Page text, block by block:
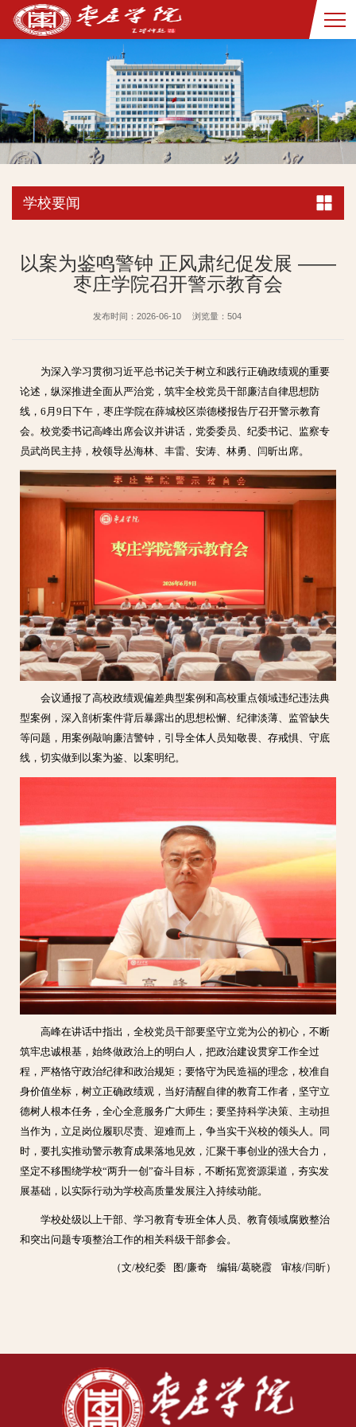
学校要闻
以案为鉴鸣警钟 正风肃纪促发展 ——
枣庄学院召开警示教育会
发布时间：2026-06-10 浏览量： 504
为深入学习贯彻习近平总书记关于树立和践行正确政绩观的重要
论述，纵深推进全面从严治党，筑牢全校党员干部廉洁自律思想防
线，6月9日下午，枣庄学院在薛城校区崇德楼报告厅召开警示教育
会。校党委书记高峰出席会议并讲话，党委委员、纪委书记、监察专
员武尚民主持，校领导丛海林、丰雷、安涛、林勇、闫昕出席。
会议通报了高校政绩观偏差典型案例和高校重点领域违纪违法典
型案例，深入剖析案件背后暴露出的思想松懈、纪律淡薄、监管缺失
等问题，用案例敲响廉洁警钟，引导全体人员知敬畏、存戒惧、守底
线，切实做到以案为鉴、以案明纪。
高峰在讲话中指出，全校党员干部要坚守立党为公的初心，不断
筑牢忠诚根基，始终做政治上的明白人，把政治建设贯穿工作全过
程，严格恪守政治纪律和政治规矩；要恪守为民造福的理念，校准自
身价值坐标，树立正确政绩观，当好清醒自律的教育工作者，坚守立
德树人根本任务，全心全意服务广大师生；要坚持科学决策、主动担
当作为，立足岗位履职尽责、迎难而上，争当实干兴校的领头人。同
时，要扎实推动警示教育成果落地见效，汇聚干事创业的强大合力，
坚定不移围绕学校“两升一创”奋斗目标，不断拓宽资源渠道，夯实发
展基础，以实际行动为学校高质量发展注入持续动能。
学校处级以上干部、学习教育专班全体人员、教育领域腐败整治
和突出问题专项整治工作的相关科级干部参会。
（文/校纪委 图/廉奇 编辑/葛晓霞 审核/闫昕）